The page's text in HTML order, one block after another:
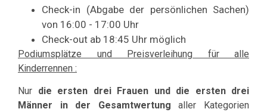
Check-in (Abgabe der persönlichen Sachen)
von 16:00 - 17:00 Uhr
Check-out ab 18:45 Uhr möglich
Podiumsplätze und Preisverleihung für alle
Kinderrennen :
Nur die ersten drei Frauen und die ersten drei
Männer in der Gesamtwertung aller Kategorien